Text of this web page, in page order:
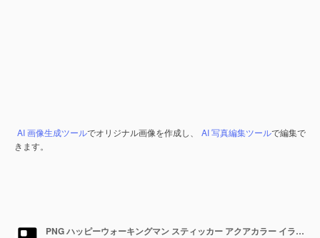
AI 画像生成ツールでオリジナル画像を作成し、 AI 写真編集ツールで編集で
きます。
PNG ハッピーウォーキングマン スティッカー アクアカラー イラスト 透明な背景